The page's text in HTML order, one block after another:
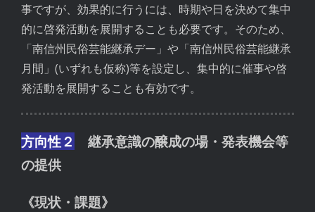
事ですが、効果的に行うには、時期や日を決めて集中
的に啓発活動を展開することも必要です。そのため、
「南信州民俗芸能継承デー」や「南信州民俗芸能継承
月間」(いずれも仮称)等を設定し、集中的に催事や啓
発活動を展開することも有効です。
方向性２
継承意識の醸成の場・発表機会等
の提供
《現状・課題》